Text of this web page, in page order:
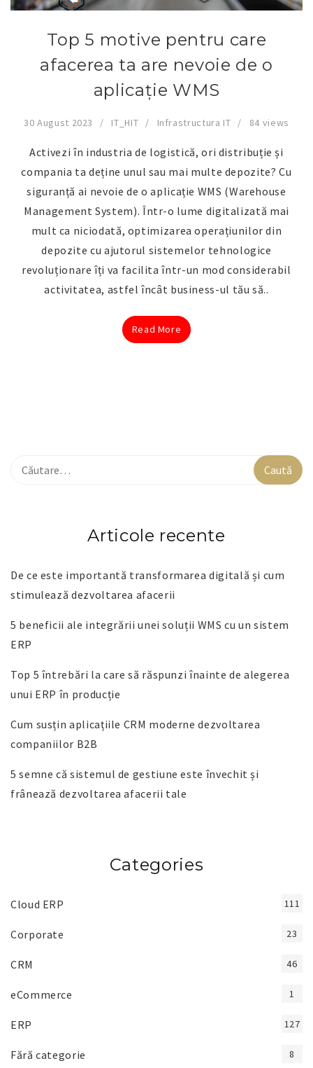
Top 5 motive pentru care
afacerea ta are nevoie de o
aplicație WMS
30 August 2023 IT_HIT Infrastructura IT 84 views
Activezi în industria de logistică, ori distribuție și
compania ta deține unul sau mai multe depozite? Cu
siguranță ai nevoie de o aplicație WMS (Warehouse
Management System). Într-o lume digitalizată mai
mult ca niciodată, optimizarea operațiunilor din
depozite cu ajutorul sistemelor tehnologice
revoluționare îți va facilita într-un mod considerabil
activitatea, astfel încât business-ul tău să..
Read More
Articole recente
De ce este importantă transformarea digitală și cum
stimulează dezvoltarea afacerii
5 beneficii ale integrării unei soluții WMS cu un sistem
ERP
Top 5 întrebări la care să răspunzi înainte de alegerea
unui ERP în producție
Cum susțin aplicațiile CRM moderne dezvoltarea
companiilor B2B
5 semne că sistemul de gestiune este învechit și
frânează dezvoltarea afacerii tale
Categories
Cloud ERP 111
Corporate 23
CRM 46
eCommerce 1
ERP 127
Fără categorie 8